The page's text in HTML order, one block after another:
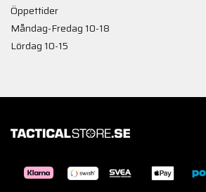
Öppettider
Måndag-Fredag 10-18
Lördag 10-15